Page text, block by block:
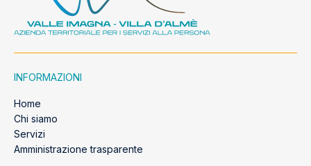
INFORMAZIONI
Home
Chi siamo
Servizi
Amministrazione trasparente